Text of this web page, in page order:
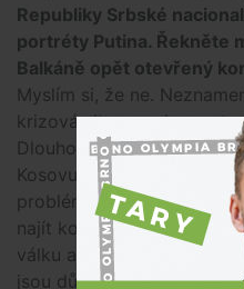
Republiky Srbské
portréty Putina. Řekněte
Balkáně opět otevřený
Myslím si, že ne.
krizová situace, ale na
Dlouhodobě tam jsou
Kosovu a Bosně, jak
problémy jen tak
najít kompromisy.
válku a moc se jim do
jsou důležité síly NATO a